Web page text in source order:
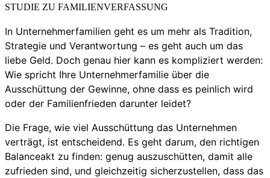
STUDIE ZU FAMILIENVERFASSUNG
In Unternehmerfamilien geht es um mehr als Tradition,
Strategie und Verantwortung – es geht auch um das
liebe Geld. Doch genau hier kann es kompliziert werden:
Wie spricht Ihre Unternehmerfamilie über die
Ausschüttung der Gewinne, ohne dass es peinlich wird
oder der Familienfrieden darunter leidet?
Die Frage, wie viel Ausschüttung das Unternehmen
verträgt, ist entscheidend. Es geht darum, den richtigen
Balanceakt zu finden: genug auszuschütten, damit alle
zufrieden sind, und gleichzeitig sicherzustellen, dass das